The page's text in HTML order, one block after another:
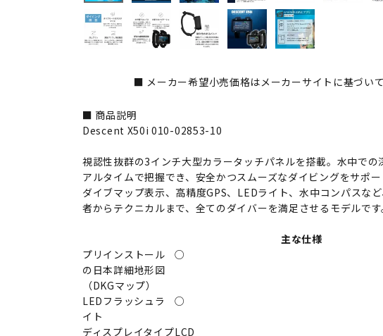
■ メーカー希望小売価格はメーカーサイトに基づい
■ 商品説明
Descent X50i 010-02853-10
視認性抜群の3インチ大型カラータッチパネルを搭載。水中での
アルタイムで把握でき、安全かつスムーズなダイビングをサポ
ダイブマップ表示、高精度GPS、LEDライト、水中コンパスな
者からテクニカルまで、全てのダイバーを満足させるモデルです
主な仕様
プリインストール
の日本詳細地形図
（DKGマップ）
○
LEDフラッシュラ
イト
○
ディスプレイタイプLCD